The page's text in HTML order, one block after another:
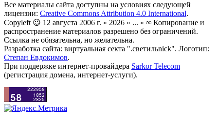
Все материалы сайта доступны на условиях следующей
лицензии: Creative Commons Attribution 4.0 International.
Copyleft 😉 12 августа 2006 г. » 2026 » ... » ∞ Копирование и
распространение материалов разрешено без ограничений.
Ссылка не обязательна, но желательна.
Разработка сайта: виртуальная секта ".светильnick". Логотип:
Степан Евдокимов.
При поддержке интернет-провайдера Sarkor Telecom
(регистрация домена, интернет-услуги).